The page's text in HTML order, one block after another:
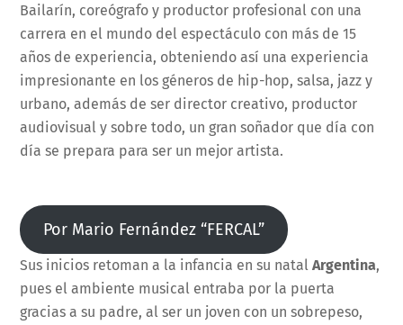
Bailarín, coreógrafo y productor profesional con una
carrera en el mundo del espectáculo con más de 15
años de experiencia, obteniendo así una experiencia
impresionante en los géneros de hip-hop, salsa, jazz y
urbano, además de ser director creativo, productor
audiovisual y sobre todo, un gran soñador que día con
día se prepara para ser un mejor artista.
Por Mario Fernández “FERCAL”
Sus inicios retoman a la infancia en su natalArgentina,
pues el ambiente musical entraba por la puerta
gracias a su padre, al ser un joven con un sobrepeso,